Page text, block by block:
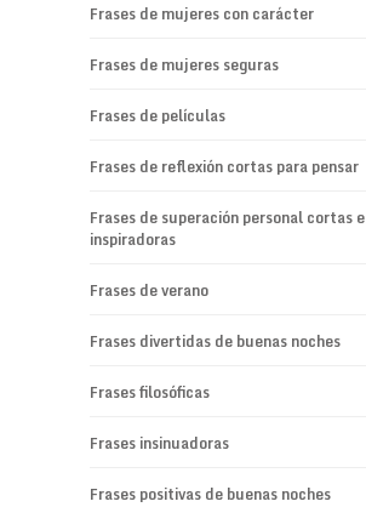
Frases de mujeres con carácter
Frases de mujeres seguras
Frases de películas
Frases de reflexión cortas para pensar
Frases de superación personal cortas e
inspiradoras
Frases de verano
Frases divertidas de buenas noches
Frases filosóficas
Frases insinuadoras
Frases positivas de buenas noches